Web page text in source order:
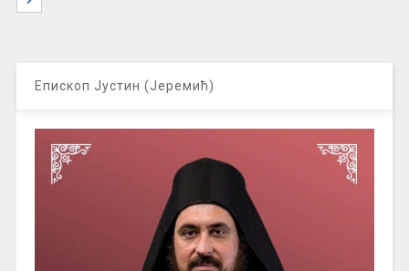
Епископ Јустин (Јеремић)